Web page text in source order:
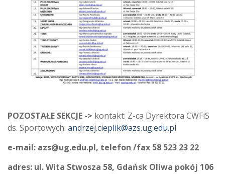
POZOSTAŁE SEKCJE -> kontakt: Z-ca Dyrektora CWFiS
ds. Sportowych: andrzej.cieplik@azs.ug.edu.pl
e-mail: azs@ug.edu.pl, telefon /fax 58 523 23 22
adres: ul. Wita Stwosza 58, Gdańsk Oliwa pokój 106